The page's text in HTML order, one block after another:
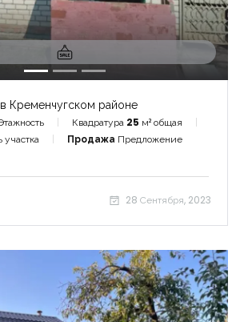
Кременчугском районе
Квадратура 25 м² общая
Продажа Предложение
28 Сентября, 2023